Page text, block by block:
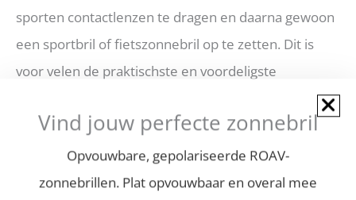
sporten contactlenzen te dragen en daarna gewoon
een sportbril of fietszonnebril op te zetten. Dit is
voor velen de praktischste en voordeligste
rijden.
Voor meer specifiek advies over brillen op sterkte
voor sportieve activiteiten is het altijd aan te raden
Vind jouw perfecte zonnebril
Opvouwbare, gepolariseerde ROAV-
zonnebrillen. Plat opvouwbaar en overal mee